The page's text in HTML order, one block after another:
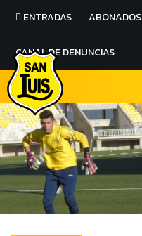
ENTRADAS ABONADOS
CANAL DE DENUNCIAS